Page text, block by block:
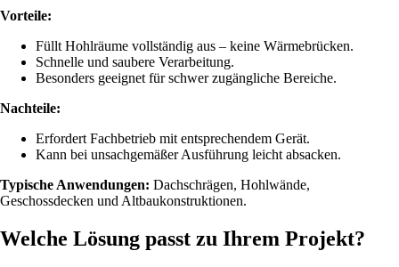
Vorteile:
Füllt Hohlräume vollständig aus – keine Wärmebrücken.
Schnelle und saubere Verarbeitung.
Besonders geeignet für schwer zugängliche Bereiche.
Nachteile:
Erfordert Fachbetrieb mit entsprechendem Gerät.
Kann bei unsachgemäßer Ausführung leicht absacken.
Typische Anwendungen: Dachschrägen, Hohlwände,
Geschossdecken und Altbaukonstruktionen.
Welche Lösung passt zu Ihrem Projekt?